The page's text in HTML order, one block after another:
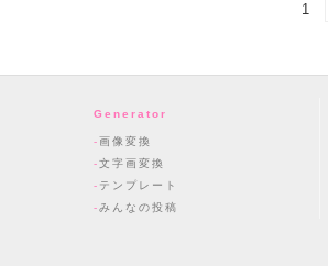
1
Generator
画像変換
文字画変換
テンプレート
みんなの投稿